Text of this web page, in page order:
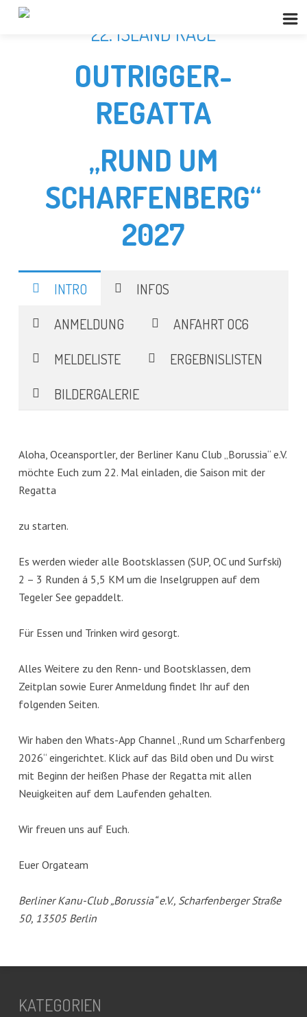
22. ISLAND RACE
OUTRIGGER-
REGATTA
„RUND UM
SCHARFENBERG“
2027
INTRO
INFOS
ANMELDUNG
ANFAHRT OC6
MELDELISTE
ERGEBNISLISTEN
BILDERGALERIE
Aloha, Oceansportler, der Berliner Kanu Club „Borussia“ e.V.
möchte Euch zum 22. Mal einladen, die Saison mit der
Regatta
zu starten.
Es werden wieder alle Bootsklassen (SUP, OC und Surfski)
2 – 3 Runden á 5,5 KM um die Inselgruppen auf dem
Tegeler See gepaddelt.
Für Essen und Trinken wird gesorgt.
Alles Weitere zu den Renn- und Bootsklassen, dem
Zeitplan sowie Eurer Anmeldung findet Ihr auf den
folgenden Seiten.
Wir haben den Whats-App Channel „Rund um Scharfenberg
2026“ eingerichtet. Klick auf das Bild oben und Du wirst
mit Beginn der heißen Phase der Regatta mit allen
Neuigkeiten auf dem Laufenden gehalten.
Wir freuen uns auf Euch.
Euer Orgateam
Berliner Kanu-Club „Borussia“ e.V., Scharfenberger Straße
50, 13505 Berlin
KATEGORIEN